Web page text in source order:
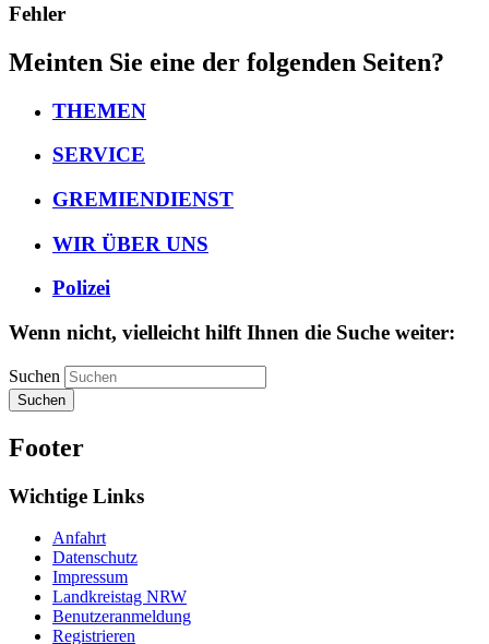
Fehler
Meinten Sie eine der folgenden Seiten?
THEMEN
SERVICE
GREMIENDIENST
WIR ÜBER UNS
Polizei
Wenn nicht, vielleicht hilft Ihnen die Suche weiter:
Suchen
Suchen
Footer
Wichtige Links
Anfahrt
Datenschutz
Impressum
Landkreistag NRW
Benutzeranmeldung
Registrieren